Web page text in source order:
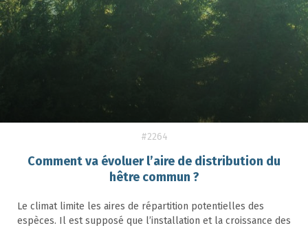
#2264
Comment va évoluer l’aire de distribution du
hêtre commun ?
Le climat limite les aires de répartition potentielles des
espèces. Il est supposé que l’installation et la croissance des